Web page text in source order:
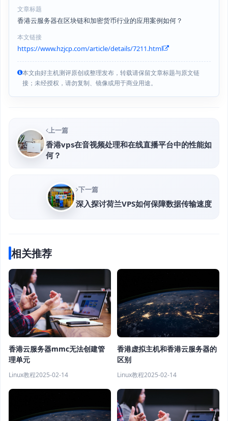
文章标题
香港云服务器在区块链和加密货币行业的应用案例如何？
本文链接
https://www.hzjcp.com/article/details/7211.html
本文由好主机测评原创或整理发布，转载请保留文章标题与原文链
接；未经授权，请勿复制、镜像或用于商业用途。
上一篇
香港vps在音视频处理和在线直播平台中的性能如
何？
下一篇
深入探讨荷兰VPS如何保障数据传输速度
相关推荐
香港云服务器mmc无法创建管
理单元
Linux教程2025-02-14
香港虚拟主机和香港云服务器的
区别
Linux教程2025-02-14